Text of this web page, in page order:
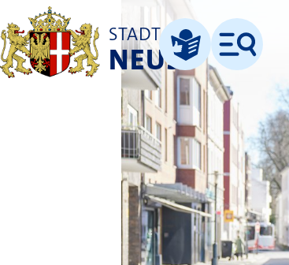
STADT
NEUSSLeichte Sprache
Menü